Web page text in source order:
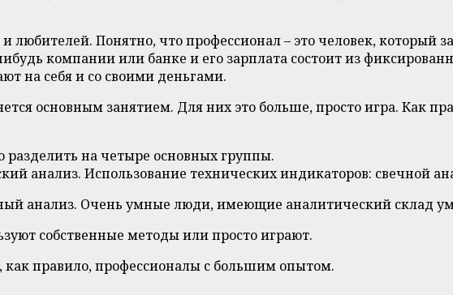
Понятно, что профессионал – это человек, который
компании или банке и его зарплата состоит из
на себя и со своими деньгами.
основным занятием. Для них это больше, просто игра. Как
разделить на четыре основных группы.
анализ. Использование технических индикаторов: свечной
анализ. Очень умные люди, имеющие аналитический склад
собственные методы или просто играют.
правило, профессионалы с большим опытом.